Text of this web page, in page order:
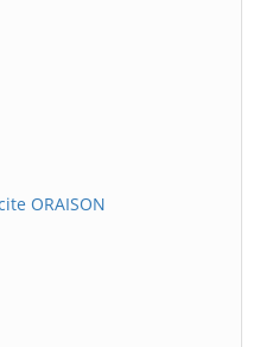
ORAISON